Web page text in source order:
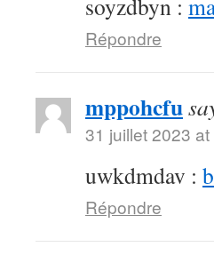
soyzdbyn :
Répondre
mppohcfu
31 juillet 2023
uwkdmdav :
Répondre